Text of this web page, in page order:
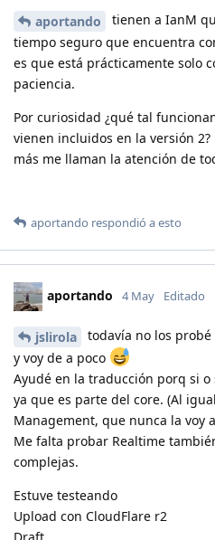
aportando
tienen a IanM
tiempo seguro que encuentra
es que está prácticamente solo
paciencia.
Por curiosidad ¿qué tal
vienen incluidos en la versión
más me llaman la atención de
aportando respondió a esto
aportando 4 May Editado
jslirola
todavía no los
y voy de a poco
Ayudé en la traducción porq si
ya que es parte del core. (Al
Management, que nunca la voy
Me falta probar Realtime
complejas.
Estuve testeando
Upload con CloudFlare r2